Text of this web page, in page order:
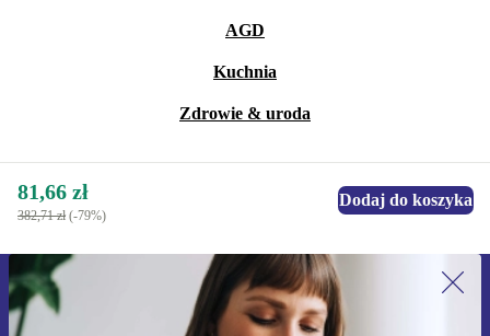
AGD
Kuchnia
Zdrowie & uroda
81,66 zł
382,71 zł (-79%)
Dodaj do koszyka
Zapisz się na nasz newsletter!
Nie przegap żadnej oferty.